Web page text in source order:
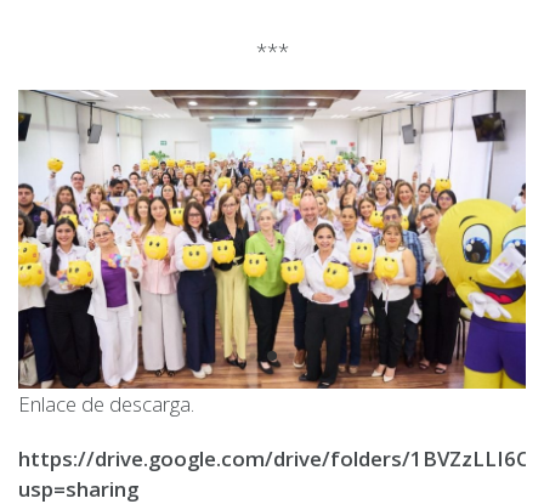
***
Enlace de descarga.
https://drive.google.com/drive/folders/
usp=sharing